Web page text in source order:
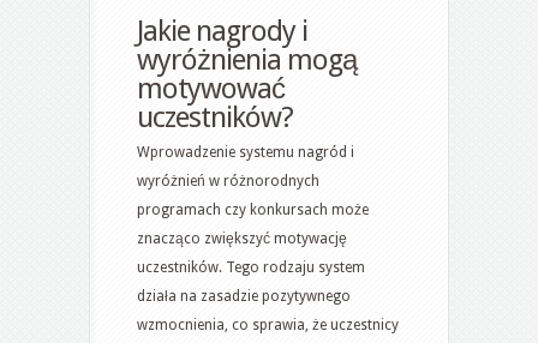
Jakie nagrody i
wyróżnienia mogą
motywować
uczestników?
Wprowadzenie systemu nagród i
wyróżnień w różnorodnych
programach czy konkursach może
znacząco zwiększyć motywację
uczestników. Tego rodzaju system
działa na zasadzie pozytywnego
wzmocnienia, co sprawia, że uczestnicy